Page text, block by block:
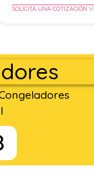
SOLICITA UNA COTIZACIÓN